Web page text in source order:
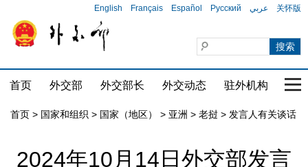
English Français Español Русский عربي 关怀版
首页 外交部 外交部长 外交动态 驻外机构 国
首页 > 国家和组织 > 国家（地区） > 亚洲 > 老挝 > 发言人有关谈话
2024年10月14日外交部发言